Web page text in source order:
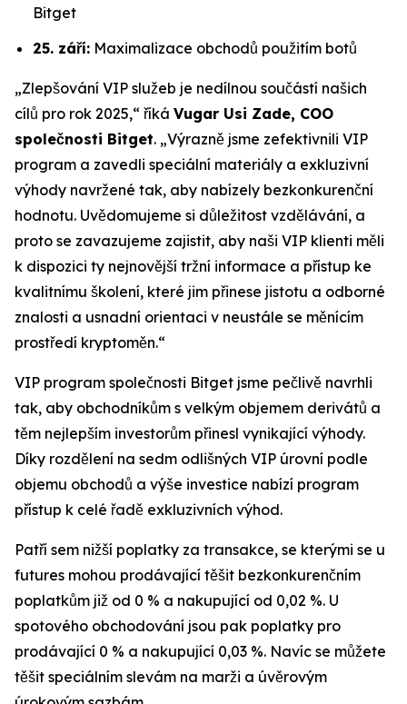
Bitget
25. září: Maximalizace obchodů použitím botů
„Zlepšování VIP služeb je nedílnou součástí našich
cílů pro rok 2025,“ říká Vugar Usi Zade, COO
společnosti Bitget. „Výrazně jsme zefektivnili VIP
program a zavedli speciální materiály a exkluzivní
výhody navržené tak, aby nabízely bezkonkurenční
hodnotu. Uvědomujeme si důležitost vzdělávání, a
proto se zavazujeme zajistit, aby naši VIP klienti měli
k dispozici ty nejnovější tržní informace a přístup ke
kvalitnímu školení, které jim přinese jistotu a odborné
znalosti a usnadní orientaci v neustále se měnícím
prostředí kryptoměn.“
VIP program společnosti Bitget jsme pečlivě navrhli
tak, aby obchodníkům s velkým objemem derivátů a
těm nejlepším investorům přinesl vynikající výhody.
Díky rozdělení na sedm odlišných VIP úrovní podle
objemu obchodů a výše investice nabízí program
přístup k celé řadě exkluzivních výhod.
Patří sem nižší poplatky za transakce, se kterými se u
futures mohou prodávající těšit bezkonkurenčním
poplatkům již od 0 % a nakupující od 0,02 %. U
spotového obchodování jsou pak poplatky pro
prodávající 0 % a nakupující 0,03 %. Navíc se můžete
těšit speciálním slevám na marži a úvěrovým